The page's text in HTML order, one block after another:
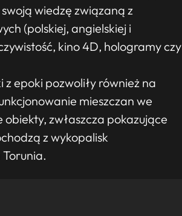
wiedzę związaną z
(polskiej, angielskiej i
kino 4D, hologramy czy
epoki pozwoliły również na
mieszczan we
zwłaszcza pokazujące
z wykopalisk